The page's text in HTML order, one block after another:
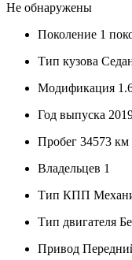
Не обнаружены
Поколение 1
Тип кузова
Модификация
Год выпуска
Пробег 34573 км
Владельцев 1
Тип КПП
Тип двигателя
Привод